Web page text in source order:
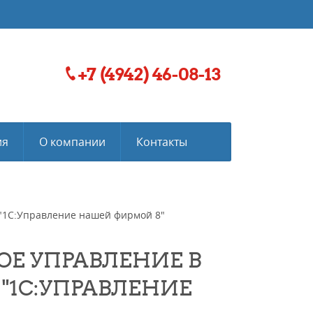
+7 (4942) 46-08-13
О компании Контакты
нашей фирмой 8"
УПРАВЛЕНИЕ В